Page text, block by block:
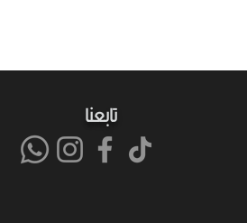
تابعنا